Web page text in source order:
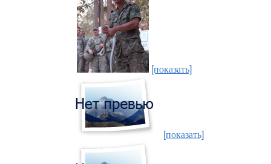
[показать]
[показать]